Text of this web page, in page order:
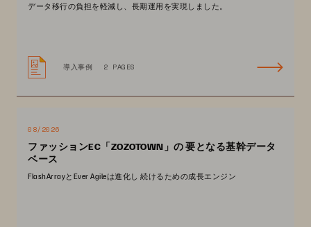
データ移行の負担を軽減し、長期運用を実現しました。
導入事例 2 PAGES
08/2026
ファッションEC「ZOZOTOWN」の 要となる基幹データ
ベース
FlashArrayとEver Agileは進化し 続けるための成長エンジン